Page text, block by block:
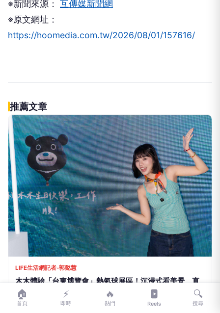
※新聞來源： 互傳媒新聞網
※原文網址：
https://hoomedia.com.tw/2026/08/01/157616/
PR
的投資，把握現在不嫌晚！
台灣癌症基金會
PR 做到這點才有資格說愛你
台灣癌症基金會
推薦文章
🏠
首頁
⚡
即時
🔥
熱門 Reels
🔍
搜尋